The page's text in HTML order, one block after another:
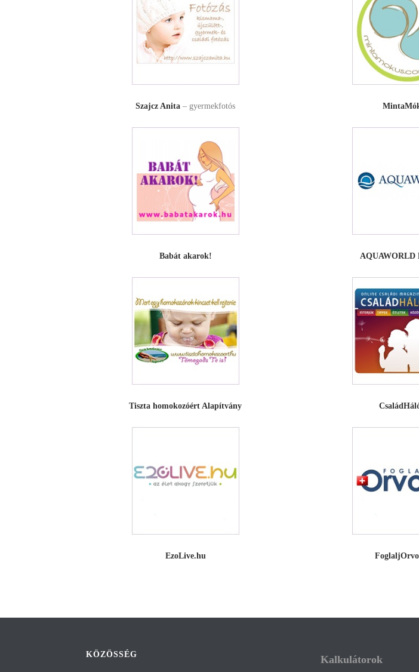
Szajcz Anita – gyermekfotós
Babát akarok! AQUAWORLD
Tiszta homokozóért Alapítvány
EzoLive.hu
KÖZÖSSÉG Kalkulátorok